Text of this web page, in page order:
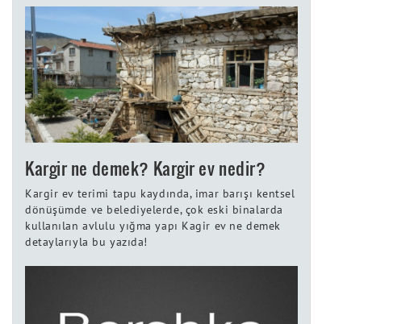
Kargir ne demek? Kargir ev nedir?
Kargir ev terimi tapu kaydında, imar barışı kentsel
dönüşümde ve belediyelerde, çok eski binalarda
kullanılan avlulu yığma yapı Kagir ev ne demek
detaylarıyla bu yazıda!